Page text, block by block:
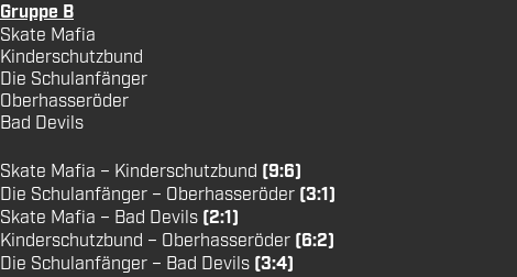
Gruppe B
Skate Mafia
Kinderschutzbund
Die Schulanfänger
Oberhasseröder
Bad Devils
Skate Mafia – Kinderschutzbund (9:6)
Die Schulanfänger – Oberhasseröder (3:1)
Skate Mafia – Bad Devils (2:1)
Kinderschutzbund – Oberhasseröder (6:2)
Die Schulanfänger – Bad Devils (3:4)